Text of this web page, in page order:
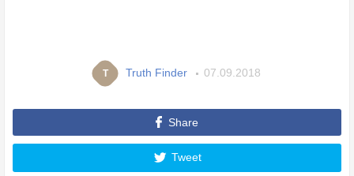
T Truth Finder 07.09.2018
Share
Tweet